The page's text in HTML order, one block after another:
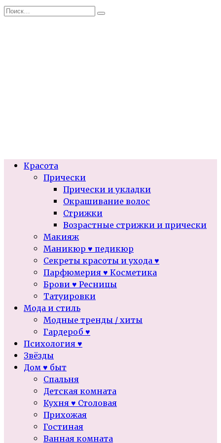
Перейти
Search
Красота
Прически
Прически и укладки
Окрашивание волос
Стрижки
Возрастные стрижки и прически
Макияж
Маникюр ♥ педикюр
Секреты красоты и ухода ♥
Парфюмерия ♥ Косметика
Брови ♥ Ресницы
Татуировки
Мода и стиль
Модные тренды / хиты
Гардероб ♥
Психология ♥
Звёзды
Дом ♥ быт
Спальня
Детская комната
Кухня ♥ Столовая
Прихожая
Гостиная
Ванная комната